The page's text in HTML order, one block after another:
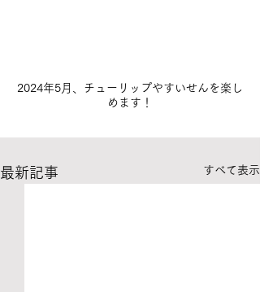
2024年5月、チューリップやすいせんを楽し
めます！
最新記事 すべて表示